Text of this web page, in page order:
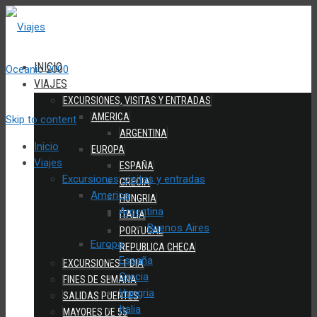
INICIO
VIAJES
EXCURSIONES, VISITAS Y ENTRADAS
AMERICA
ARGENTINA
EUROPA
ESPAÑA
GRECIA
HUNGRIA
ITALIA
PORTUGAL
REPUBLICA CHECA
EXCURSIONES 1 DIA
FINES DE SEMANA
SALIDAS PUENTES
MAYORES DE 55
Skip to content
Inicio
Viajes
Excursiones, visitas y entradas
America
Argentina
Buenos Aires
Europa
España
Grecia
Hungria
Italia